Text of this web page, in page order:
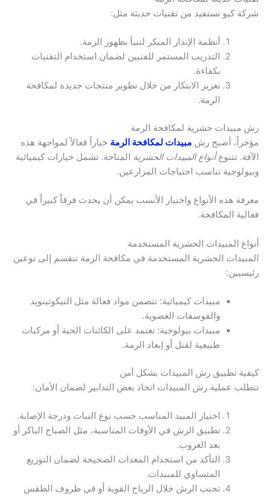
شركة كيو تستفيد من تقنيات حديثة مثل:
أنظمة الإنذار المبكر لتنبأ بظهور الرمة.
التدريب المستمر للفنيين لضمان استخدام التقنيات
بكفاءة.
تعزيز الابتكار من خلال تطوير منتجات جديدة لمكافحة
الرمة.
رش مبيدات حشرية لمكافحة الرمة
مؤخراً، أصبح رش مبيدات لمكافحة الرمة خياراً فعالاً لمواجهة هذه
الآفة. تتنوعأنواع المبيدات الحشرية المتاحة. تشمل خيارات كيميائية
وبيولوجية تناسب احتياجات المزارعين.
معرفة هذه الأنواع واختيار الأنسب يمكن أن يحدث فرقاً كبيراً في
فعالية المكافحة.
أنواع المبيدات الحشرية المستخدمة
المبيدات الحشرية المستخدمة في مكافحة الرمة تنقسم إلى نوعين
رئيسيين:
مبيدات كيميائية: تتضمن مواد فعالة مثل النيكوتينويد
والفوسفات العضوية.
مبيدات بيولوجية: تعتمد على الكائنات الحية أو مركبات
طبيعية لقتل أو إبعاد الرمة.
كيفية تطبيق رش المبيدات بشكل آمن
تتطلب عملية رش المبيدات اتخاذ بعض التدابير لضمان الأمان:
اختيار المبيد المناسب حسب نوع النبات ودرجة الإصابة.
تطبيق الرش في الأوقات المناسبة، مثل الصباح الباكر أو
بعد الغروب.
التأكد من استخدام المعدات الصحيحة لضمان التوزيع
المتساوي للمبيدات.
تجنب الرش خلال الرياح القوية أو في ظروف الطقس